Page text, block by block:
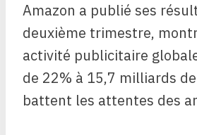
Amazon a publié ses
deuxième trimestre,
activité publicitaire
de 22% à 15,7 milliards
battent les attentes des